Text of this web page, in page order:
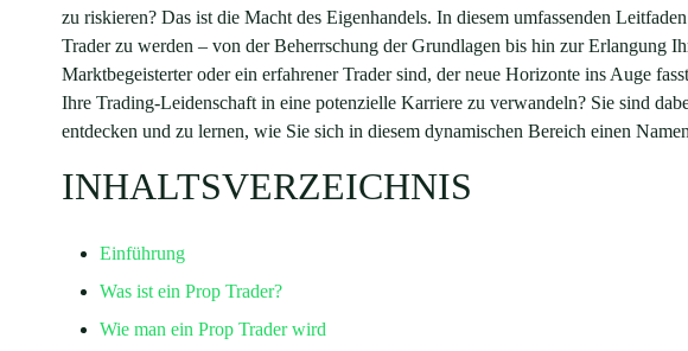
zu riskieren? Das ist die Macht des Eigenhandels. In diesem umfassenden
Trader zu werden – von der Beherrschung der Grundlagen bis hin zur Erlangung
Marktbegeisterter oder ein erfahrener Trader sind, der neue Horizonte ins Auge
Ihre Trading-Leidenschaft in eine potenzielle Karriere zu verwandeln? Sie sind
entdecken und zu lernen, wie Sie sich in diesem dynamischen Bereich einen
INHALTSVERZEICHNIS
Einführung
Was ist ein Prop Trader?
Wie man ein Prop Trader wird